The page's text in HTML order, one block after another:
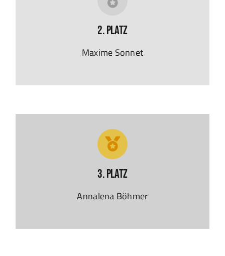
2. Platz
Maxime Sonnet
3. Platz
Annalena Böhmer